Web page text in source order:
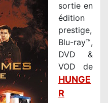
sortie en
édition
prestige,
Blu-ray™,
DVD &
VOD de
HUNGE
R